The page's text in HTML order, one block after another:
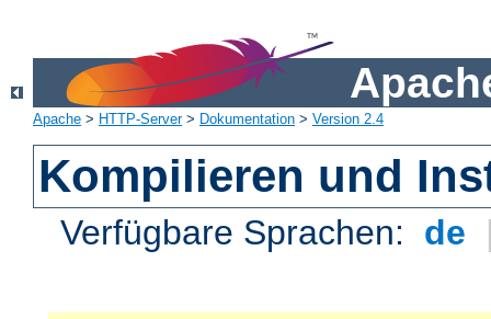
Apache > HTTP-Server> Dokumentation > Version 2.4
Kompilieren und
Verfügbare Sprachen: de